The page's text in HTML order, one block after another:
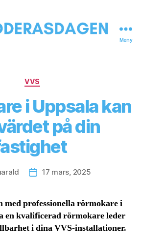
Meny
Kategorier
VVS
i Uppsala kan
på din
Inläggsdatum
17 mars, 2025
professionella rörmokare i
en kvalificerad rörmokare leder
i dina VVS-installationer.